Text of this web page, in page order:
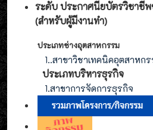
ระดับ ประกาศนียบัตรวิชาชี
(สำหรับผู้มีงานทำ)
ประเภทช่างอุตสาหกรรม
1..สาขาวิชาเทคนิคอุตสาหก
ประเภทบริหารธุรกิจ
1.สาขาการจัดการธุรกิจ